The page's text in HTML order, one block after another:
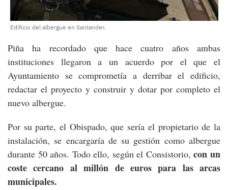
Edificio del albergue en Santander.
Piña ha recordado que hace cuatro años ambas
instituciones llegaron a un acuerdo por el que el
Ayuntamiento se comprometía a derribar el edificio,
redactar el proyecto y construir y dotar por completo el
nuevo albergue.
Por su parte, el Obispado, que sería el propietario de la
instalación, se encargaría de su gestión como albergue
durante 50 años. Todo ello, según el Consistorio,con un
coste cercano al millón de euros para las arcas
municipales.